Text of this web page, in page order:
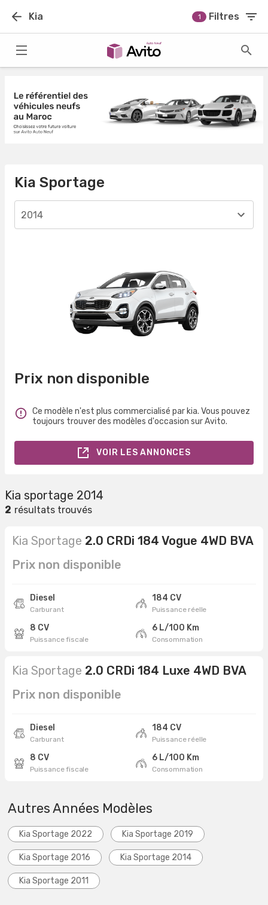
Kia 1 Filtres
Kia Sportage
2014
Prix non disponible
Ce modèle n'est plus commercialisé par kia. Vous pouvez
toujours trouver des modèles d'occasion sur Avito.
VOIR LES ANNONCES
Kia sportage 2014
2 résultats trouvés
Kia Sportage 2.0 CRDi 184 Vogue 4WD BVA
Prix non disponible
Diesel
Carburant
184 CV
Puissance réelle
8 CV
Puissance fiscale
6 L/100 Km
Consommation
Kia Sportage 2.0 CRDi 184 Luxe 4WD BVA
Prix non disponible
Diesel
Carburant
184 CV
Puissance réelle
8 CV
Puissance fiscale
6 L/100 Km
Consommation
Autres Années Modèles
Kia Sportage 2022 Kia Sportage 2019
Kia Sportage 2016 Kia Sportage 2014
Kia Sportage 2011